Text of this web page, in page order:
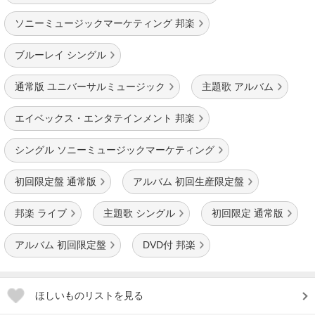
ソニーミュージックマーケティング 邦楽
ブルーレイ シングル
通常版 ユニバーサルミュージック 主題歌 アルバム
エイベックス・エンタテインメント 邦楽
シングル ソニーミュージックマーケティング
初回限定盤 通常版 アルバム 初回生産限定盤
邦楽 ライブ 主題歌 シングル 初回限定 通常版
アルバム 初回限定盤 DVD付 邦楽
ほしいものリストを見る